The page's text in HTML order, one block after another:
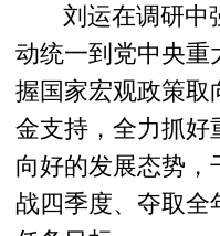
刘运在调研中
动统一到党中央重
握国家宏观政策取
金支持，全力抓好
向好的发展态势，
战四季度、夺取全